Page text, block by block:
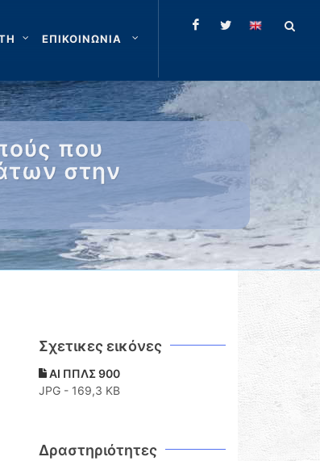
ΕΠΙΚΟΙΝΩΝΙΑ
που
στην
Σχετικες εικόνες
ΑΙ ΠΠΛΣ 900
JPG - 169,3 KB
Δραστηριότητες